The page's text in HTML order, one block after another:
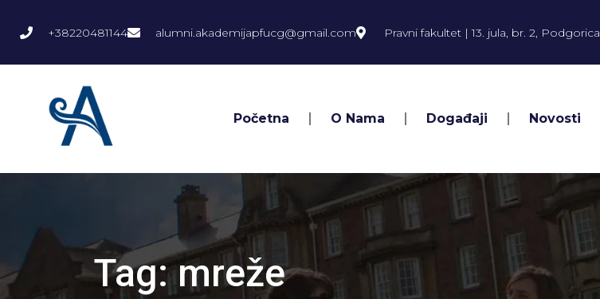
+38220481144 alumni.akademijapfucg@gmail.com Pravni fakultet | 13. jula, br. 2, Podgorica
Početna O Nama Događaji Novosti
Tag:mreže